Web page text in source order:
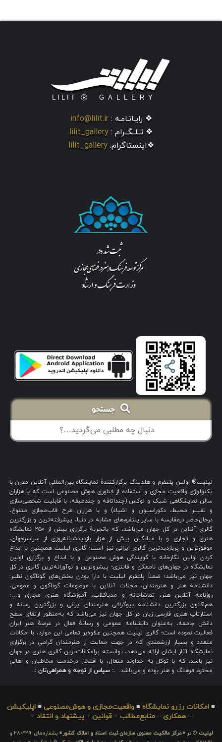
❖ رایـانـامـه : info@lilit.ir
❖ تــلــگــرام : lilit_gallery
❖اینستاگرام: lilit_gallery
جستجو
لیلیت® اولین پلتفرم و هلدینگ برگزارکنندهٔ نمایشگاه بین‌المللی آنلاین مدرن با
تکنولوژی واقعیت مجازی و استفاده از فناوری هوش مصنوعی است که با هزاران
سالن نمایشگاهی شیک و لوکس (چنداتاقه و چندطبقه، با قابلیت شخصی‌سازی
و تغییر محیط، دکوراسیون و اشیاء) و با هزاران طرح قاب‌مجازی متنوع،
درحال‌حاضر درمقایسه با سایر پلتفرم‌های مشابه در دنیا، پیشرفته‌ترین و بزرگترین
گالری آنلاین در کل جهان می‌باشد، که باتجربهٔ برگزاری بیش از ۲۵۰ نمایشگاه
هنری و تجاری و با میانگین بیش از هزار بازدیدشبانه‌روزی از سراسرجهان،
موفق‌ترین و پربازدیدترین گالری ایرانی نیز است؛ گالری لیلیت همچنین با ابداع
کردن اولین نگارخانه با گویندگی هوش مصنوعی و با ابداع و برگزاری اولین
نمایشگاه در جهان‌های ناممکن و فانتزی؛ پیشروترین و نوآورانه‌ترین گالری در کل
جهان نیز می‌باشد؛ ضمناً پلتفرم لیلیت با دارا بودن بخش‌های گوناگون نظیر:
دانشنامه هنر و هنرمندان، مجلات آنلاین با موضوعات گوناگون و عمومی،
روزنامه آنلاین هنر، تماشاخانه و مدیاکلاب، آموزشگاه هنری مجازی و…؛
هم‌اکنون بزرگترین دانشنامه بیوگرافی هنرمندان ایرانی و بزرگترین رسانه و
استارتاپ هنری فارسی زبان در کل جهان نیز می‌باشد که به‌منظور ارتقای سطح
دانش جامعه، به‌عنوان دانشنامه عمومی و رسانهٔ فعال در عرصهٔ هنر ایران
فعالیت نموده است؛ گالری لیلیت همچنین علاوه‌بر تمامی این موارد، با امکانات
متعدد و بسیار ارزشمندی که در جهت حمایت از هنرمندان گرامی در برگزاری
نمایشگاه آثار ایشان ارائه می‌دهد، توانسته پرامکانات‌ترین گالری هنری در جهان
نیز باشد، که با توکل به خداوند متعال، با افتخار درخدمت مخاطبان و اهالی
محترم فرهنگ و هنر بوده و می‌باشد. .: سپاس از توجه و همراهی‌تان :.
≡ امکانات رزرو نمایشگاه ≡ واقعیت‌مجازی و هوش‌مصنوعی ≡ اپلیکیشن
≡همکاری ≡منابع‌مطالب ≡قوانین ≡پیشنهاد و انتقاد ≡
لیلیت ® در «مرکز مالکیت معنوی سازمان ثبت اسناد و املاک کشور»
بشماره‌های: ۲۸۰۹۲۹ و